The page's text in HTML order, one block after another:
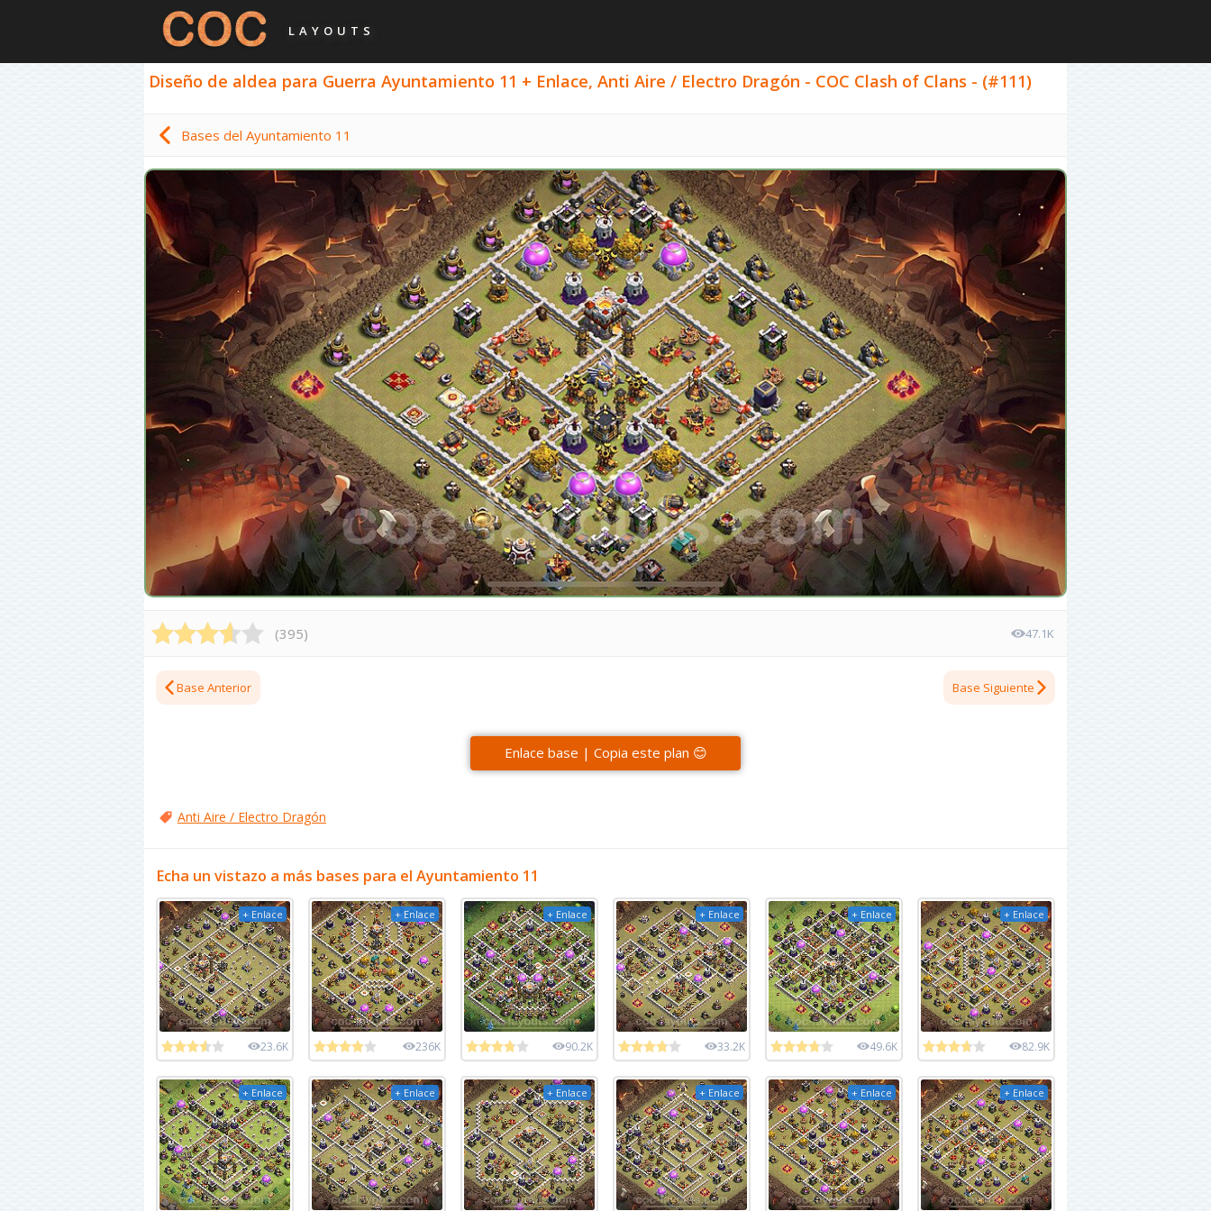
LAYOUTS
Diseño de aldea para Guerra Ayuntamiento 11 + Enlace, Anti Aire / Electro Dragón - COC Clash of Clans - (#111)
Bases del Ayuntamiento 11
(395) 47.1K
Base Anterior Base Siguiente
Enlace base | Copia este plan 😊
Anti Aire / Electro Dragón
Echa un vistazo a más bases para el Ayuntamiento 11
+ Enlace
23.6K
+ Enlace
236K
+ Enlace
90.2K
+ Enlace
33.2K
+ Enlace
49.6K
+ Enlace
82.9K
+ Enlace + Enlace + Enlace + Enlace + Enlace + Enlace